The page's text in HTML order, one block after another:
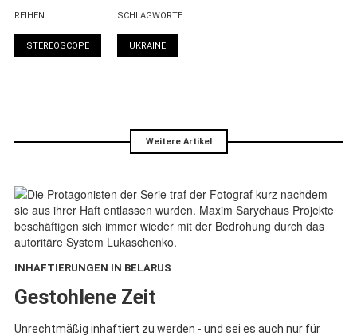
REIHEN:
STEREOSCOPE
SCHLAGWORTE:
UKRAINE
Weitere Artikel
INHAFTIERUNGEN IN BELARUS
Gestohlene Zeit
Unrechtmäßig inhaftiert zu werden - und sei es auch nur für